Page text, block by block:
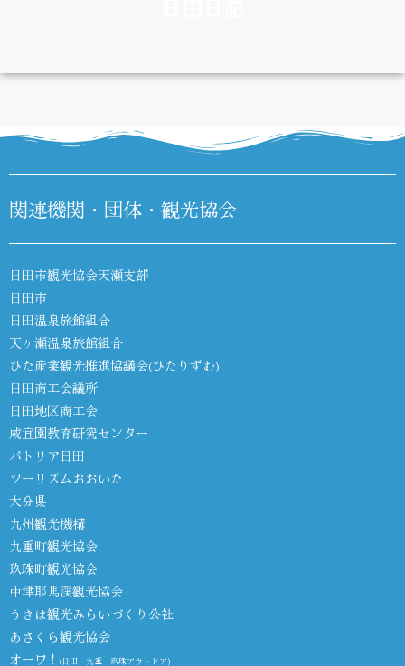
DIARY
関連機関・団体・観光協会
日田市観光協会天瀬支部
日田市
日田温泉旅館組合
天ヶ瀬温泉旅館組合
ひた産業観光推進協議会(ひたりずむ)
日田商工会議所
日田地区商工会
咸宜園教育研究センター
パトリア日田
ツーリズムおおいた
大分県
九州観光機構
九重町観光協会
玖珠町観光協会
中津耶馬渓観光協会
うきは観光みらいづくり公社
あさくら観光協会
オーワ！ (日田・九重・玖珠アウトドア)